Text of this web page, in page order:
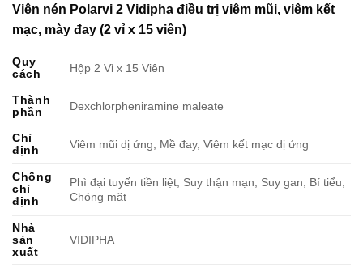
Viên nén Polarvi 2 Vidipha điều trị viêm mũi, viêm kết
mạc, mày đay (2 vỉ x 15 viên)
Quy
cách
Hộp 2 Vỉ x 15 Viên
Thành
phần
Dexchlorpheniramine maleate
Chỉ
định
Viêm mũi dị ứng, Mề đay, Viêm kết mạc dị ứng
Chống
chỉ
định
Phì đại tuyến tiền liệt, Suy thận mạn, Suy gan, Bí tiểu,
Chóng mặt
Nhà
sản
xuất
VIDIPHA